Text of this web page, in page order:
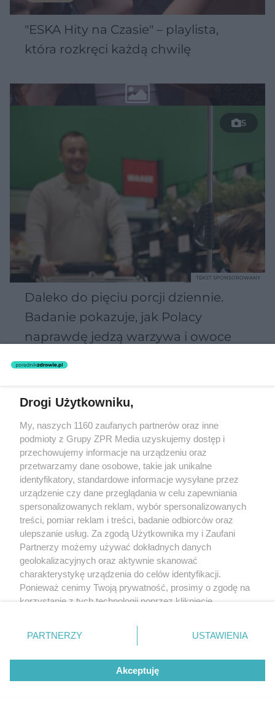
"ESKA Hity na Czasie" – playlista,
która rozkręci każdą chwilę
5
Daleko do pięciu porcji dziennie.
Badanie pokazuje, jak Polacy
naprawdę jedzą warzywa i owoce
TEKST SPONSOROWANY
Beninca. Najszybsza, bezpieczna i
nowoczesna automatyka do bram
MATERIAŁ SPONSOROWANY
WSPÓŁPRACUJĄ Z NAMI:
Drogi Użytkowniku,
My, naszych 1160 zaufanych partnerów oraz inne
podmioty z Grupy ZPR Media uzyskujemy dostęp i
przechowujemy informacje na urządzeniu oraz
przetwarzamy dane osobowe, takie jak unikalne
identyfikatory, standardowe informacje wysyłane przez
urządzenie czy dane przeglądania w celu zapewniania
spersonalizowanych reklam, wybór spersonalizowanych
treści, pomiar reklam i treści, badanie odbiorców oraz
ulepszanie usług. Za zgodą Użytkownika my i Zaufani
Partnerzy możemy używać dokładnych danych
geolokalizacyjnych oraz aktywnie skanować
charakterystykę urządzenia do celów identyfikacji.
Ponieważ cenimy Twoją prywatność, prosimy o zgodę na
korzystanie z tych technologii poprzez kliknięcie
zmienić/wycofać klikając przycisk ustawień prywatności
znajdujący się w lewym dolnym rogu strony
rodzaje przetwarzania danych nie wymagają zgody
użytkownika, ale masz prawo sprzeciwić się takiemu
przetwarzaniu. Preferencje będą miały zastosowanie tylko
PARTNERZY USTAWIENIA
Akceptuję